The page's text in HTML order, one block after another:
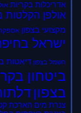
אדריכלות בקריות
אולפן הקלטות
מקצועי בצפון
ישראל
חשמל בצפון דיאטות
ביטחון
בצפון
צנרת מים הארכת